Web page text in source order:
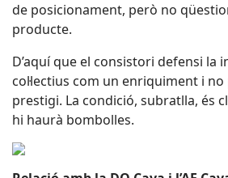
de posicionament, però no
producte.
D’aquí que el consistori defensi la
col·lectius com un enriquiment i
prestigi. La condició, subratlla, és
hi haurà bombolles.